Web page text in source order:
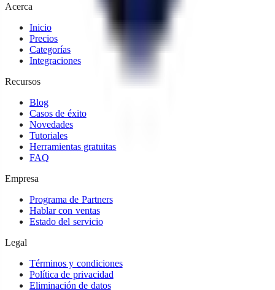
Acerca
Inicio
Precios
Categorías
Integraciones
Recursos
Blog
Casos de éxito
Novedades
Tutoriales
Herramientas gratuitas
FAQ
Empresa
Programa de Partners
Hablar con ventas
Estado del servicio
Legal
Términos y condiciones
Política de privacidad
Eliminación de datos